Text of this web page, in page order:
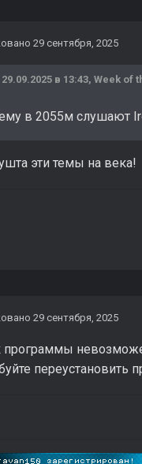
29 сентября, 2025
в 13:43, Week of
в 2055м слушают
эти темы на века!
29 сентября, 2025
программы
переустановить